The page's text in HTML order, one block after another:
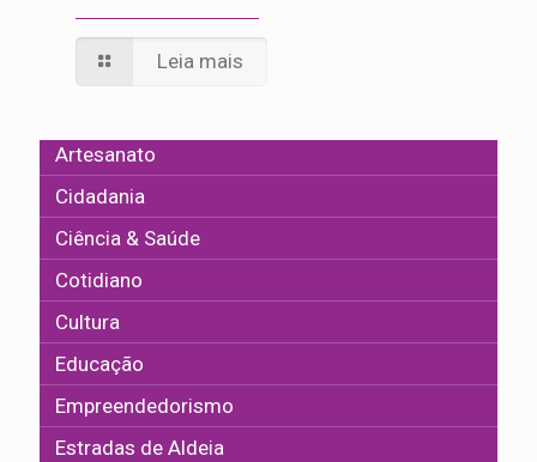
Leia mais
Artesanato
Cidadania
Ciência & Saúde
Cotidiano
Cultura
Educação
Empreendedorismo
Estradas de Aldeia